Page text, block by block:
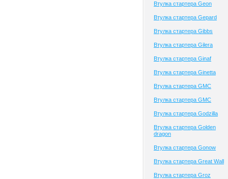
Втулка стартера Geon
Втулка стартера Gepard
Втулка стартера Gibbs
Втулка стартера Gilera
Втулка стартера Ginaf
Втулка стартера Ginetta
Втулка стартера GMC
Втулка стартера GMC
Втулка стартера Godzilla
Втулка стартера Golden
dragon
Втулка стартера Gonow
Втулка стартера Great Wall
Втулка стартера Groz